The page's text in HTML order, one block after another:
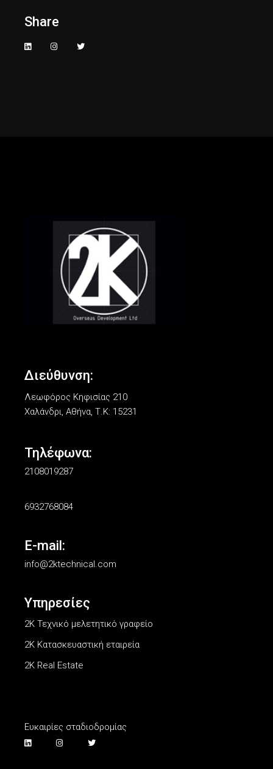
Share
Διεύθυνση:
Λεωφόρος Κηφισίας 210
Χαλάνδρι, Αθήνα, Τ.Κ: 15231
Τηλέφωνα:
2108019287
6932768084
E-mail:
info@2ktechnical.com
Υπηρεσίες
2Κ Τεχνικό μελετητικό γραφείο
2K Κατασκευαστική εταιρεία
2K Real Estate
Ευκαιρίες σταδιοδρομίας